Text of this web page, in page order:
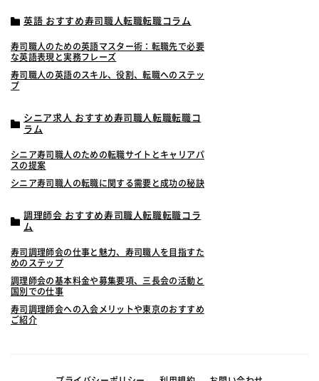
英語 おすすめ寿司職人転職転職コラム
寿司職人のための英語マスター術：転職先で必要
な英語表現と実務フレーズ
寿司職人の英語のスキル、役割、転職へのステッ
プ
シニア求人 おすすめ寿司職人転職転職コ
ラム
シニア寿司職人のための転職サイトとキャリアパ
スの提案
シニア寿司職人の転職に関する需要と成功の秘訣
調理師会 おすすめ寿司職人転職転職コラ
ム
寿司調理師会の仕事と魅力、寿司職人を目指すた
めのステップ
調理師会の基本料金や募集要項、三長会の活動と
国別での仕事
寿司調理師会への入会メリットや東京のおすすめ
ご紹介